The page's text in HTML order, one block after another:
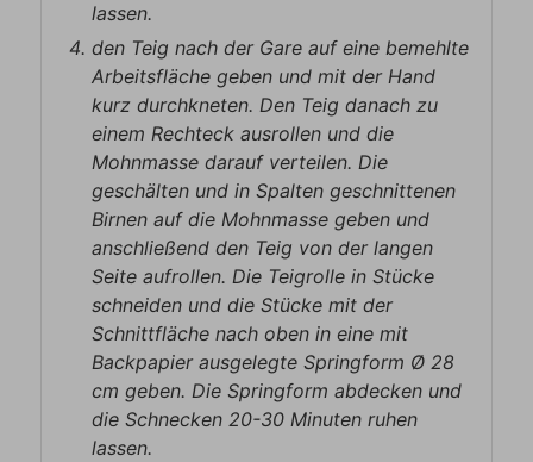
lassen.
den Teig nach der Gare auf eine bemehlte
Arbeitsfläche geben und mit der Hand
kurz durchkneten. Den Teig danach zu
einem Rechteck ausrollen und die
Mohnmasse darauf verteilen. Die
geschälten und in Spalten geschnittenen
Birnen auf die Mohnmasse geben und
anschließend den Teig von der langen
Seite aufrollen. Die Teigrolle in Stücke
schneiden und die Stücke mit der
Schnittfläche nach oben in eine mit
Backpapier ausgelegte Springform Ø 28
cm geben. Die Springform abdecken und
die Schnecken 20-30 Minuten ruhen
lassen.